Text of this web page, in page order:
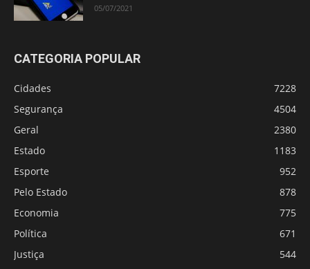
05/07/2021
CATEGORIA POPULAR
Cidades
7228
Segurança
4504
Geral
2380
Estado
1183
Esporte
952
Pelo Estado
878
Economia
775
Política
671
Justiça
544